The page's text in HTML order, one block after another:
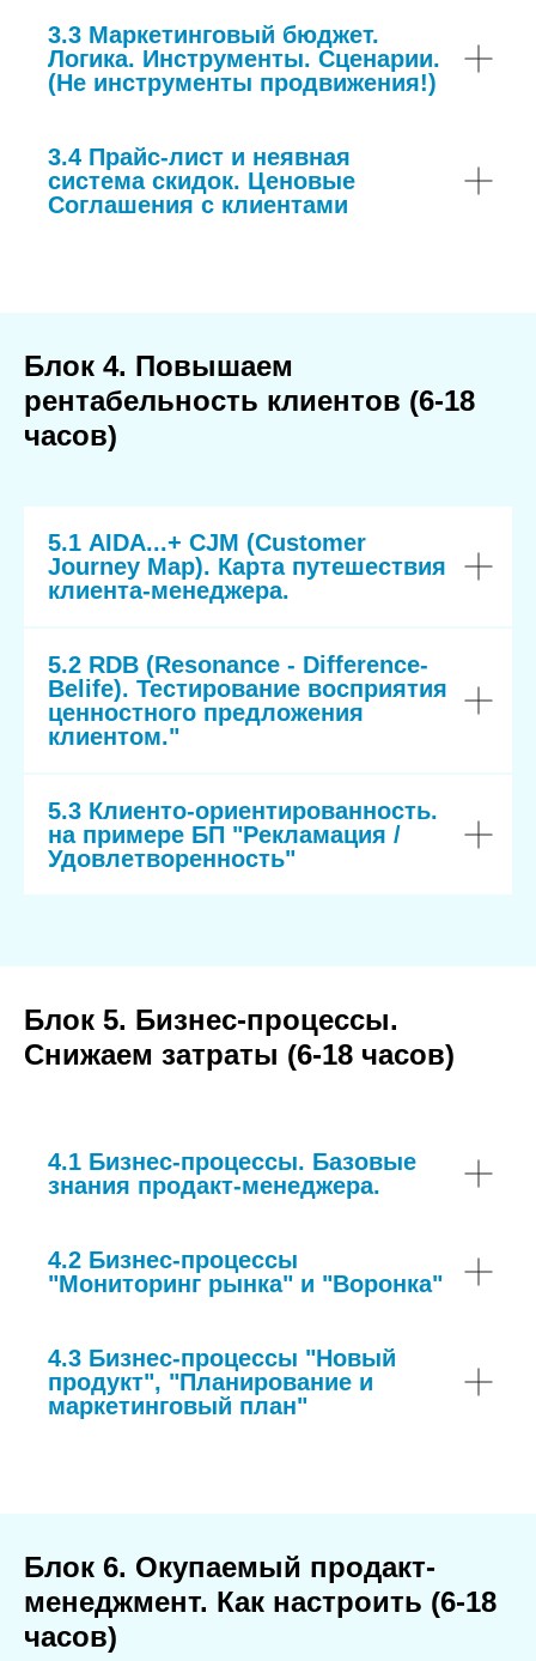
3.3 Маркетинговый бюджет.
Логика. Инструменты. Сценарии.
(Не инструменты продвижения!)
3.4 Прайс-лист и неявная
система скидок. Ценовые
Соглашения с клиентами
Блок 4. Повышаем
рентабельность клиентов (6-18
часов)
5.1 AIDA...+ CJM (Customer
Journey Map). Карта путешествия
клиента-менеджера.
5.2 RDB (Resonance - Difference-
Belife). Тестирование восприятия
ценностного предложения
клиентом."
5.3 Клиенто-ориентированность.
на примере БП "Рекламация /
Удовлетворенность"
Блок 5. Бизнес-процессы.
Снижаем затраты (6-18 часов)
4.1 Бизнес-процессы. Базовые
знания продакт-менеджера.
4.2 Бизнес-процессы
"Мониторинг рынка" и "Воронка"
4.3 Бизнес-процессы "Новый
продукт", "Планирование и
маркетинговый план"
Блок 6. Окупаемый продакт-
менеджмент. Как настроить (6-18
часов)